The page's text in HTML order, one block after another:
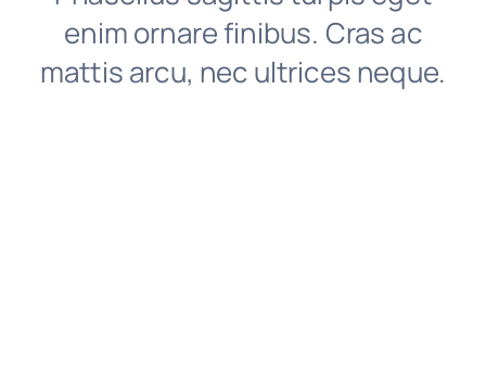
Area
enim ornare finibus. Cras ac
mattis arcu, nec ultrices neque.